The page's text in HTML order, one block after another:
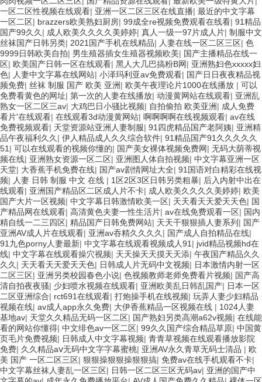
一区二区性视频在线观看| 亚洲一区二区三区在线直播| 最近的中文字幕
一区二区| brazzers欧美熟妇厨房| 99成全re视频免费观看在线看| 91精品
国产99久久 | 成人欧美久久久久美婷婷| 真人一级一97片成人片| 制服中文
丝袜国产日韩另类| 2021国产手机在线精品| 人妻在线一区二区三区| 色
9999日韩欧美自拍| 男生殖器插女生殖器视频欧美| 国产主播精品在线一
区| 欧美国产日韩一区在线观看| 黑人大几巴搞粉B网| 亚洲熟妇色xxxxx妇
色| 人妻中文字幕在线网站| 小泽玛利亚av免费观看| 国产日日夜夜精品视
频免费| 丝袜 制服 国产 欧美 亚洲| 欧美午夜理论片1000在线播放 | 可以
免费看黄色的网址| 第一次的人妻在线播放| 动漫黄网站在线观看| 亚洲乱
熟女一区二区三av| 大鸡巴日小骚比视频| 自拍偷拍 欧美亚洲| 成人免费
看片'在线观看| 在线观看3d动漫黄网站| 啊啊啊啊在线视频观看| av在线
免费视频观看| 天堂资源站亚洲人妻制服| 91四虎精品国产老阿姨| 亚洲精
品午夜福利久久 | 伊人精品成人久久综合软件| 91精品国产91久久久久久
51 | 可以在线观看的视频你懂的| 国产美女裸体视频免费网| 无码大荫蒂视
频在线| 亚洲熟女资源一区二区| 亚洲图人体自拍视频| 中文字幕亚洲一区
天堂| 大香蕉手机免费在线| 国产av剧情网址大全| 91国语对白精彩在线视
频| 人妻 日韩 制服 中文 在线 | 1区2区3区日韩另类粗暴| 后入内射中出在
线观看| 亚洲国产精品区二区成人片不卡| 成人欧美久久久久美婷婷| 欧美
国产大片一区视频| 中文字幕日韩激情欧美一区| 天天看天天爱天天色| 国
产精品网在线观看| 高清黄色夫妻一性生活片| av在线免费观看一区| 国内
精自线一二三四区| 精品国产日韩免费网站| 天天干狠狠插人妻系列 | 国产
亚洲AV成人片在线观看| 亚洲av吞精久久久久 | 国产成人自拍精品在线|
91九色porny人妻最新| 中文字幕在线观看视频成人91 | jvid精品视频hd在
线| 中文字幕在线观看操穴视频| 天天操天天摸天天添| 午夜国产精品久久
久久 | 天天看天天爱天天色| 日韩成人片无码中文视频| 日本激情内射一区
二区三区| 亚洲另类校园春色小说| 色视频教师老师免费看片视频| 国产高
清自拍夜夜骚| 少妇喷水视频在线观看| 亚洲欧美乱日韩乱国产| 日本一区
二区亚洲综合| rct691在线观看| 打炮操手机在线视频| 玩弄人妻少妇精品
视频在线| av成人app永久免费| 大伊香蕉精品一区视频在线 | 1024人妻
基地av| 天堂久久精品无码一区二区| 国产熟妇另类高潮a62v视频| 在线能
看的网站你懂得| 中文绯色av一区二区| 99久久国产综合精品草原| 中国黄
页毛片免费视频| 日韩成人中文字幕视频| 青青草视频在线观看播放影院
免费| 久久精品aⅴ无码中文字字幕蜜桃| 亚洲AV永久青草无码士清品 | 欧
美 国产 一区二区三区| 狠狠操狠狠操狠狠搞| 免费av在线手机观看不卡|
中文字幕丝袜人妻乱一区三区| 日韩一区二区三区无码av| 亚洲的国产中